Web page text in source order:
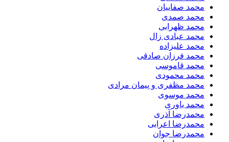
محمد صفاییان
محمد صمدی
محمد ظهرابی
محمد عبادی زال
محمد علیزاده
محمد فرزان صادقی
محمد قاموسی
محمد محمودی
محمد مظفری و پیمان مرادی
محمد موسوی
محمد یاوری
محمدرضا آذری
محمدرضا اعرابی
محمدرضا جوان